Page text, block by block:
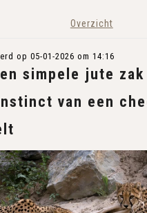
Overzicht
op 05-01-2026 om 14:16
simpele jute
van een